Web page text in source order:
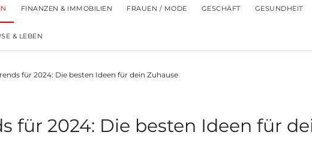
FINANZEN & IMMOBILIEN FRAUEN / MODE GESCHÄFT GESUNDHEIT
& LEBEN
für 2024: Die besten Ideen für dein Zuhause
für 2024: Die besten Ideen für